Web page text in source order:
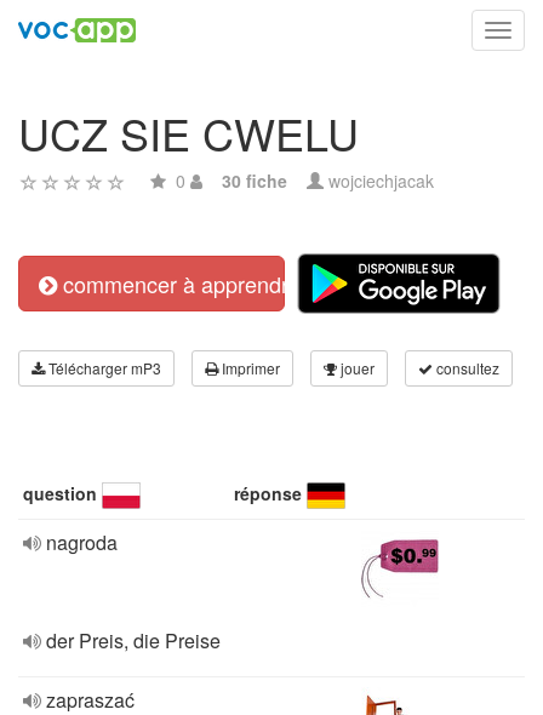
UCZ SIE CWELU
0 30 fiche wojciechjacak
commencer à apprendre
Télécharger mP3 Imprimer jouer consultez
question réponse
nagroda
der Preis, die Preise
zapraszać